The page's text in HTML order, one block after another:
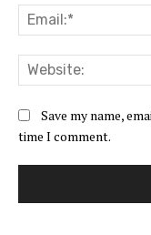
Save my name,
time I comment.